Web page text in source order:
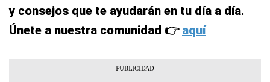
y consejos que te ayudarán en tu día a día.
Únete a nuestra comunidad 👉 aquí